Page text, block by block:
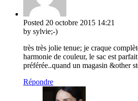
Posted 20 octobre 2015 14:21
by sylvie;-)
très très jolie tenue; je craque
harmonie de couleur, le sac est
préférée..quand un magasin &other
Répondre